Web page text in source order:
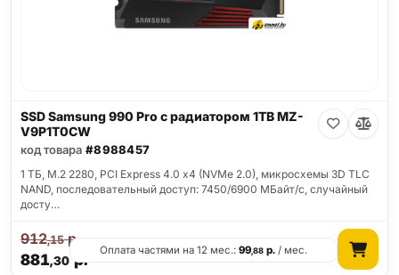
SSD Samsung 990 Pro с радиатором 1TB MZ-
V9P1T0CW
код товара #8988457
1 ТБ, M.2 2280, PCI Express 4.0 x4 (NVMe 2.0), микросхемы 3D TLC
NAND, последовательный доступ: 7450/6900 МБайт/с, случайный
досту…
881,30р.
912,15р.
Оплата частями на 12 мес.:99,88 р. / мес.